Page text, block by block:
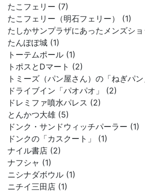
たこフェリー (7)
たこフェリー（明石フェリー） (1)
たしかサンプラザにあったメンズシ
たんぽぽ城 (1)
トーテムポール (1)
トポスとDマート (2)
トミーズ（パン屋さん）の「ねぎパン
ドライブイン「パオパオ」 (2)
ドレミファ噴水パレス (2)
とんかつ大雄 (5)
ドンク・サンドウィッチパーラー (1)
ドンクの「カスクート」 (1)
ナイル書店 (2)
ナフシャ (1)
ニシナダボウル (1)
ニチイ三田店 (1)